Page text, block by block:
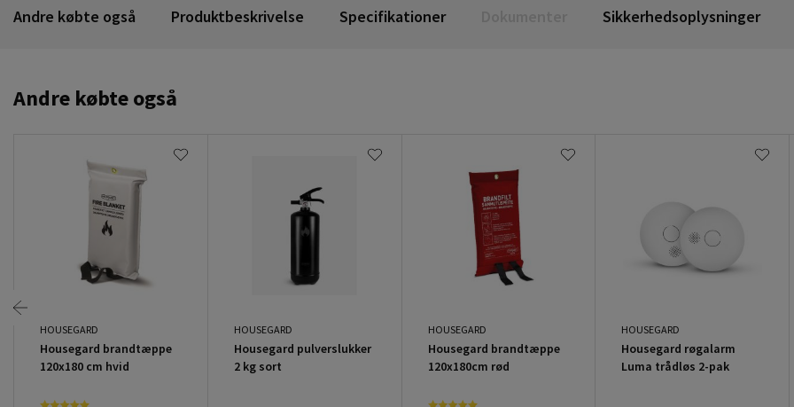
Andre købte også Produktbeskrivelse Specifikationer Sikkerhedsoplysninger
Andre købte også
HOUSEGARD
Housegard brandtæppe
120x180 cm hvid
HOUSEGARD
Housegard pulverslukker
2 kg sort
HOUSEGARD
Housegard brandtæppe
120x180cm rød
HOUSEGARD
Housegard røgalarm
Luma trådløs 2-pak